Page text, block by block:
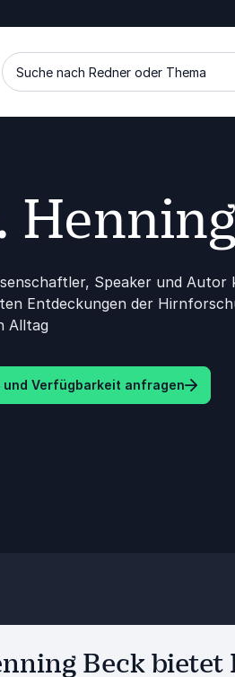
Suche nach Redner oder Thema
Speaker und Autor
Entdeckungen der
Alltag
und Verfügbarkeit anfragen
Beck bietet